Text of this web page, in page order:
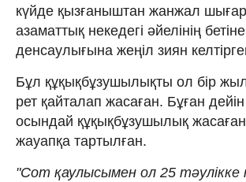
күйде қызғаныштан жанжал
азаматтық некедегі әйелінің
денсаулығына жеңіл зиян
Бұл құқықбұзушылықты ол бір жыл
рет қайталап жасаған. Бұған
осындай құқықбұзушылық
жауапқа тартылған.
"Сот қаулысымен ол 25 тәулікке